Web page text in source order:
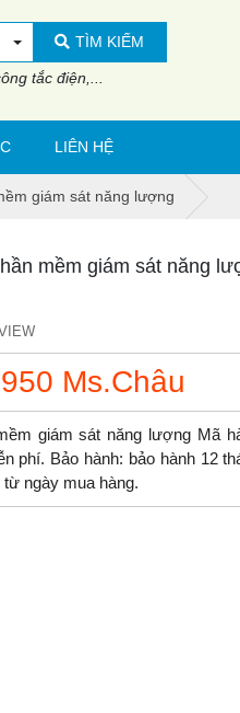
TÌM KIẾM
tắc điện,...
LIÊN HỆ
giám sát năng lượng
mềm giám sát năng
Ms.Châu
giám sát năng lượng Mã
phí. Bảo hành: bảo hành 12
ngày mua hàng.